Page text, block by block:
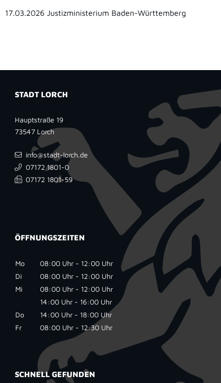
17.03.2026 Justizministerium Baden-Württemberg
STADT LORCH
Hauptstraße 19
73547 Lorch
info@stadt-lorch.de
07172 1801-0
07172 1801-59
ÖFFNUNGSZEITEN
Mo
08:00 Uhr - 12:00 Uhr
Di
08:00 Uhr - 12:00 Uhr
Mi
08:00 Uhr - 12:00 Uhr
14:00 Uhr - 16:00 Uhr
Do
14:00 Uhr - 18:00 Uhr
Fr
08:00 Uhr - 12:30 Uhr
SCHNELL GEFUNDEN